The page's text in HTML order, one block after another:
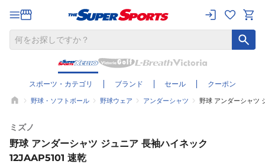
スポーツ・カテゴリ ブランド セール クーポン
野球・ソフトボール 野球ウェア アンダーシャツ 野球 アンダーシャツ
ミズノ
野球 アンダーシャツ ジュニア 長袖ハイネック
12JAAP5101 速乾